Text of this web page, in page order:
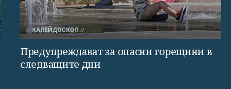
КАЛЕЙДОСКОП
Предупреждават за опасни горещини в
следващите дни